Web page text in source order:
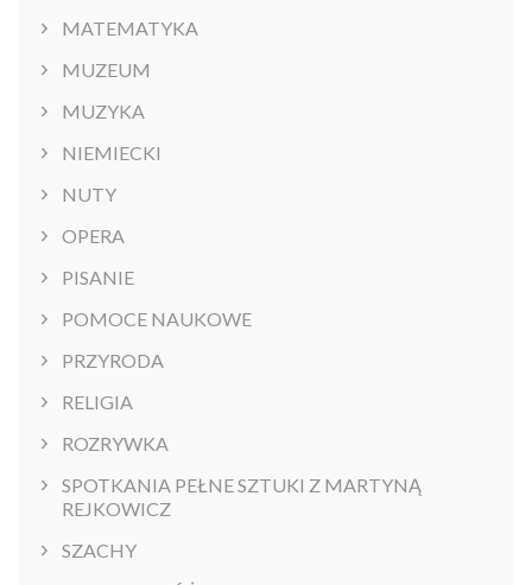
MATEMATYKA
MUZEUM
MUZYKA
NIEMIECKI
NUTY
OPERA
PISANIE
POMOCE NAUKOWE
PRZYRODA
RELIGIA
ROZRYWKA
SPOTKANIA PEŁNE SZTUKI Z MARTYNĄ
REJKOWICZ
SZACHY